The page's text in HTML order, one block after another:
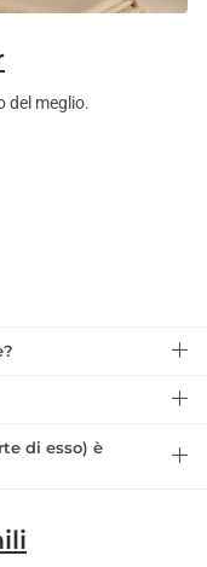
del meglio.
di esso) è